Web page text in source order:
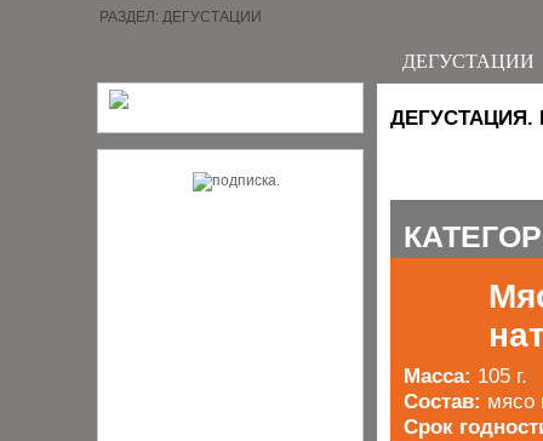
РАЗДЕЛ: ДЕГУСТАЦИИ
ДЕГУСТАЦИИ
ДЕГУСТАЦИЯ.
Масса: 105 г.
Состав: мясо
Срок